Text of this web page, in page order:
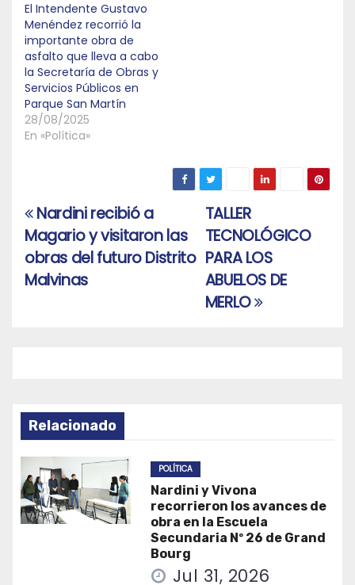
El Intendente Gustavo
Menéndez recorrió la
importante obra de
asfalto que lleva a cabo
la Secretaría de Obras y
Servicios Públicos en
Parque San Martín
28/08/2025
En «Política»
Navegación
de
entradas
TALLER
TECNOLÓGICO
PARA LOS
ABUELOS DE
MERLO
Nardini recibió a
Magario y visitaron las
obras del futuro Distrito
Malvinas
Relacionado
POLÍTICA
Nardini y Vivona
recorrieron los avances de
obra en la Escuela
Secundaria Nº 26 de Grand
Bourg
Jul 31, 2026